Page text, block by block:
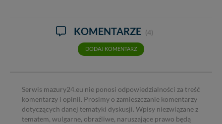
KOMENTARZE (4)
DODAJ KOMENTARZ
Serwis mazury24.eu nie ponosi odpowiedzialności za treść
komentarzy i opinii. Prosimy o zamieszczanie komentarzy
dotyczących danej tematyki dyskusji. Wpisy niezwiązane z
tematem, wulgarne, obraźliwe, naruszające prawo będą